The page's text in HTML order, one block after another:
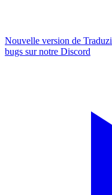
Nouvelle version de
bugs sur notre Discord